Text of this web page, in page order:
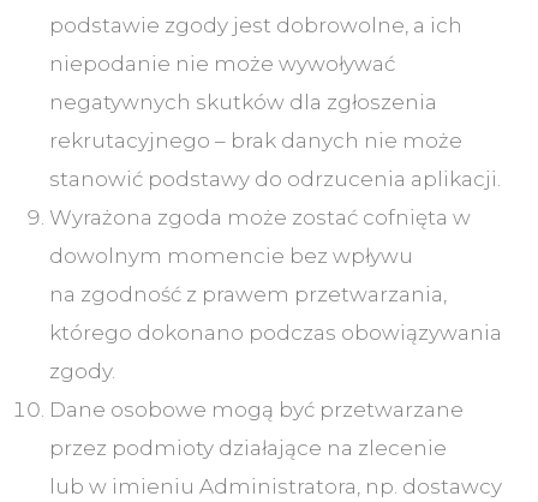
podstawie zgody jest dobrowolne, a ich
niepodanie nie może wywoływać
negatywnych skutków dla zgłoszenia
rekrutacyjnego – brak danych nie może
stanowić podstawy do odrzucenia aplikacji.
Wyrażona zgoda może zostać cofnięta w
dowolnym momencie bez wpływu
na zgodność z prawem przetwarzania,
którego dokonano podczas obowiązywania
zgody.
Dane osobowe mogą być przetwarzane
przez podmioty działające na zlecenie
lub w imieniu Administratora, np. dostawcy